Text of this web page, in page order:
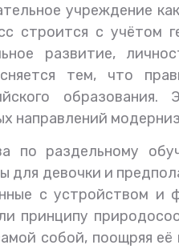
учреждение
строится с учётом
развитие,
тем, что
образования.
направлений
по раздельному
девочки и
с устройством и
принципу
собой, поощряя